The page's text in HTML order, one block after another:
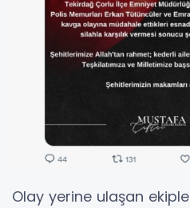
Olay yerine ulaşan